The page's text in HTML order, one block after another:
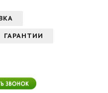
ГАРАНТИИ